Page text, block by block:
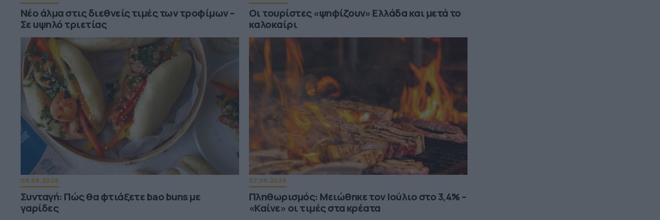
Νέο άλμα στις διεθνείς τιμές των τροφίμων –
Σε υψηλό τριετίας
Οι τουρίστες «ψηφίζουν» Ελλάδα και μετά το
καλοκαίρι
08.08.2026
Συνταγή: Πώς θα φτιάξετε bao buns με
γαρίδες
07.08.2026
Πληθωρισμός: Μειώθηκε τον Ιούλιο στο 3,4% –
«Καίνε» οι τιμές στα κρέατα